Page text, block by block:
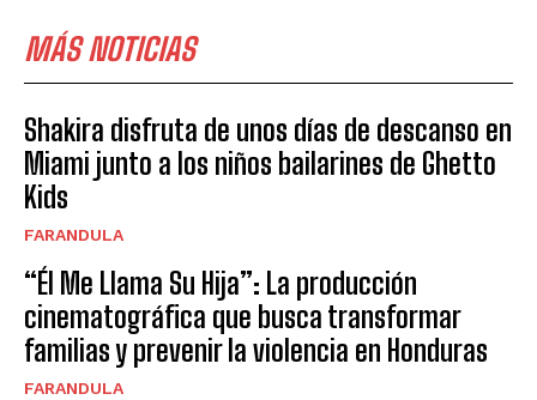
MÁS NOTICIAS
Shakira disfruta de unos días de descanso en
Miami junto a los niños bailarines de Ghetto
Kids
FARANDULA
“Él Me Llama Su Hija”: La producción
cinematográfica que busca transformar
familias y prevenir la violencia en Honduras
FARANDULA